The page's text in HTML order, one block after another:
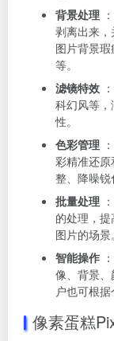
背景处理
剥离出来
图片背景
等。
滤镜特效
科幻风等
性。
色彩管理
彩精准还
整、降噪锐
批量处理
的处理，
图片的场景。
智能操作
像、背景
户也可根据
像素蛋糕